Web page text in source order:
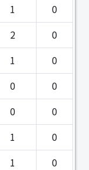
1 0
2 0
1 0
0 0
0 0
1 0
1 0